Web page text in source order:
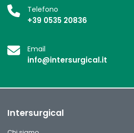
Telefono
+39 0535 20836
Email
info@intersurgical.it
Intersurgical